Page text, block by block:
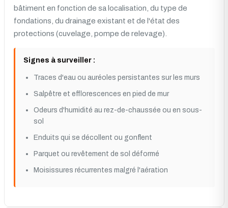
bâtiment en fonction de sa localisation, du type de
fondations, du drainage existant et de l'état des
protections (cuvelage, pompe de relevage).
Signes à surveiller :
Traces d'eau ou auréoles persistantes sur les murs
Salpêtre et efflorescences en pied de mur
Odeurs d'humidité au rez-de-chaussée ou en sous-
sol
Enduits qui se décollent ou gonflent
Parquet ou revêtement de sol déformé
Moisissures récurrentes malgré l'aération